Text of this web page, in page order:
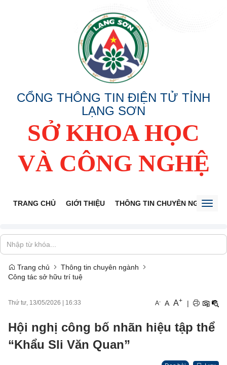
CỔNG THÔNG TIN ĐIỆN TỬ TỈNH
LẠNG SƠN
SỞ KHOA HỌC
VÀ CÔNG NGHỆ
TRANG CHỦ GIỚI THIỆU THÔNG TIN CHUYÊN NGÀNH
Trang chủ
Thông tin chuyên ngành
Công tác sở hữu trí tuệ
Thứ tư, 13/05/2026 16:33 A- A A+ |
Hội nghị công bố nhãn hiệu tập thể
“Khẩu Sli Văn Quan”